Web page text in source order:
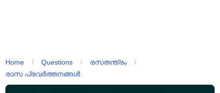
Home / Questions / രസതന്ത്രം /
രാസ പ്രവർത്തനങ്ങൾ